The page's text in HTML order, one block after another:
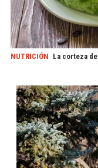
NUTRICIÓN La corteza